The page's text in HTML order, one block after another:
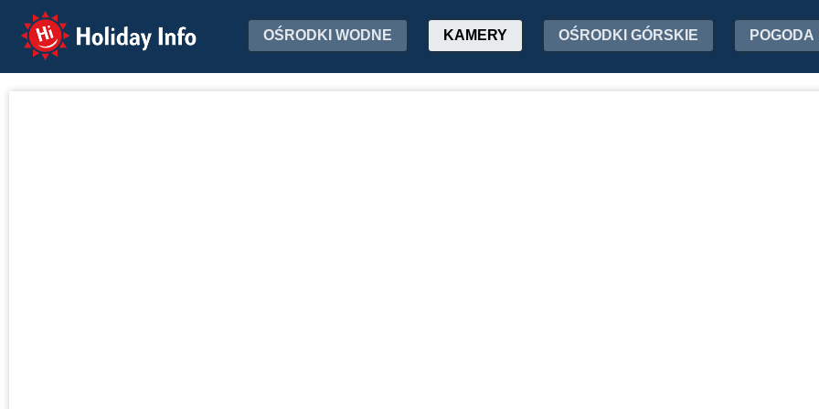
Holiday Info OŚRODKI WODNE KAMERY OŚRODKI GÓRSKIE POGODA